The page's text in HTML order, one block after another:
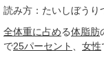
読み方：たいしぼうり
全体重に占める体脂肪
で25パーセント 女性